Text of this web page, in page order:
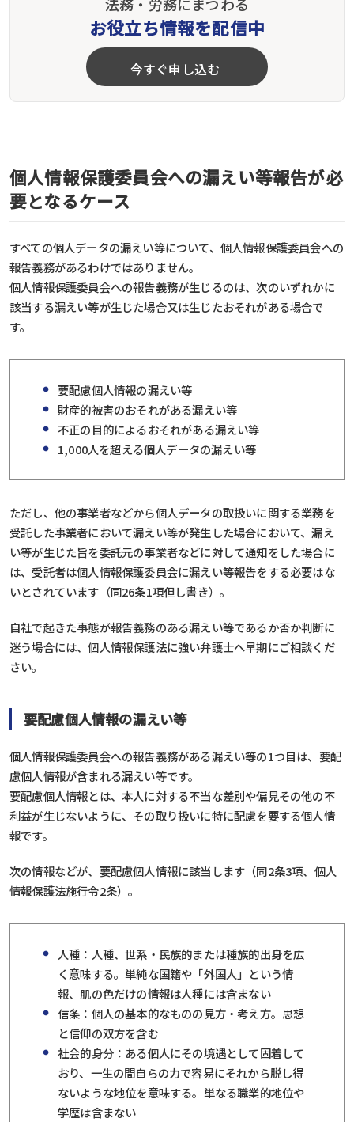
お役立ち情報を配信中
今すぐ申し込む
個人情報保護委員会への漏えい等報告が必
要となるケース
すべての個人データの漏えい等について、個人情報保護委員会への
報告義務があるわけではありません。
個人情報保護委員会への報告義務が生じるのは、次のいずれかに
該当する漏えい等が生じた場合又は生じたおそれがある場合で
す。
要配慮個人情報の漏えい等
財産的被害のおそれがある漏えい等
不正の目的によるおそれがある漏えい等
1,000人を超える個人データの漏えい等
ただし、他の事業者などから個人データの取扱いに関する業務を
受託した事業者において漏えい等が発生した場合において、漏え
い等が生じた旨を委託元の事業者などに対して通知をした場合に
は、受託者は個人情報保護委員会に漏えい等報告をする必要はな
いとされています（同26条1項但し書き）。
自社で起きた事態が報告義務のある漏えい等であるか否か判断に
迷う場合には、個人情報保護法に強い弁護士へ早期にご相談くだ
さい。
要配慮個人情報の漏えい等
個人情報保護委員会への報告義務がある漏えい等の1つ目は、要配
慮個人情報が含まれる漏えい等です。
要配慮個人情報とは、本人に対する不当な差別や偏見その他の不
利益が生じないように、その取り扱いに特に配慮を要する個人情
報です。
次の情報などが、要配慮個人情報に該当します（同2条3項、個人
情報保護法施行令2条）。
人種：人種、世系・民族的または種族的出身を広
く意味する。単純な国籍や「外国人」という情
報、肌の色だけの情報は人種には含まない
信条：個人の基本的なものの見方・考え方。思想
と信仰の双方を含む
社会的身分：ある個人にその境遇として固着して
おり、一生の間自らの力で容易にそれから脱し得
ないような地位を意味する。単なる職業的地位や
学歴は含まない